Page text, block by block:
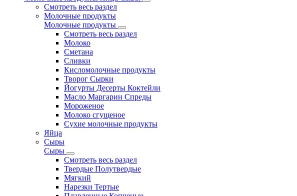
Смотреть весь раздел
Молочные продукты
Молочные продукты
Смотреть весь раздел
Молоко
Сметана
Сливки
Кисломолочные продукты
Творог Сырки
Йогурты Десерты Коктейли
Масло Маргарин Спреды
Мороженое
Молоко сгущеное
Сухие молочные продукты
Яйца
Сыры
Сыры
Смотреть весь раздел
Твердые Полутвердые
Мягкий
Нарезки Тертые